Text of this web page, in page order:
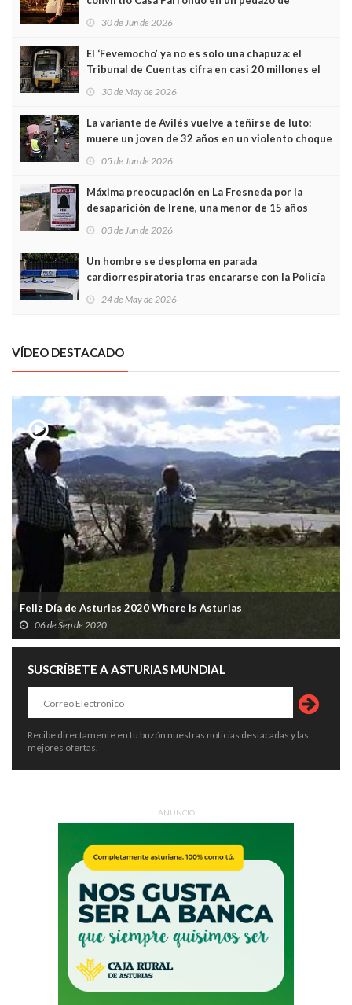
Asturias en Madrid
30 de Jun de 2026
El ‘Fevemocho’ ya no es solo una chapuza: el
Tribunal de Cuentas cifra en casi 20 millones el
sobrecoste de los trenes que no cabían por los
30 de May de 2026
La variante de Avilés vuelve a teñirse de luto:
muere un joven de 32 años en un violento choque
frontal
05 de Jun de 2026
Máxima preocupación en La Fresneda por la
desaparición de Irene, una menor de 15 años
03 de Jun de 2026
Un hombre se desploma en parada
cardiorrespiratoria tras encararse con la Policía
Local en Luanco
24 de May de 2026
VÍDEO DESTACADO
Feliz Día de Asturias 2020 Where is Asturias
06 de Sep de 2020
SUSCRÍBETE A ASTURIAS MUNDIAL
Recibe directamente en tu buzón nuestras noticias destacadas y las
mejores ofertas.
ANUNCIO